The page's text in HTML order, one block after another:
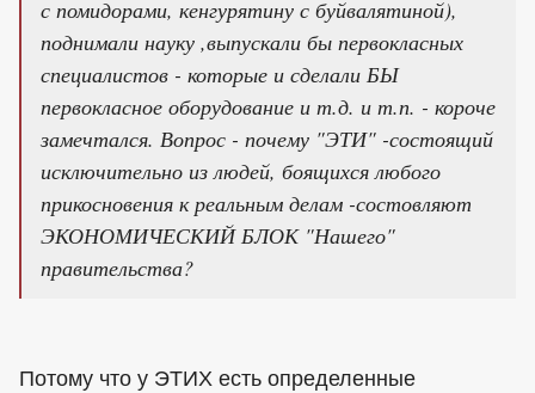
с помидорами, кенгурятину с буйвалятиной),
поднимали науку ,выпускали бы первокласных
специалистов - которые и сделали БЫ
первокласное оборудование и т.д. и т.п. - короче
замечтался. Вопрос - почему "ЭТИ" -состоящий
исключительно из людей, боящихся любого
прикосновения к реальным делам -состовляют
ЭКОНОМИЧЕСКИЙ БЛОК "Нашего"
правительства?
Потому что у ЭТИХ есть определенные